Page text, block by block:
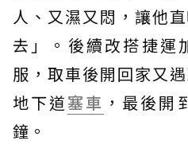
人、又濕又悶，讓他
去」。後續改搭捷運
服，取車後開回家又
地下道塞車 ，最後開
鐘。